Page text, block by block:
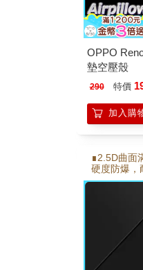
OPPO
墊空壓殼
290 特價
加入購
∎2.5D曲面
硬度防爆，
高透光技術
合 ∎電鍍疏